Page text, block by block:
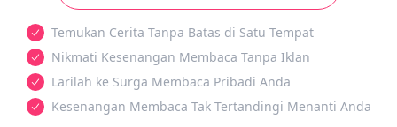
Temukan Cerita Tanpa Batas di Satu Tempat
Nikmati Kesenangan Membaca Tanpa Iklan
Larilah ke Surga Membaca Pribadi Anda
Kesenangan Membaca Tak Tertandingi Menanti Anda